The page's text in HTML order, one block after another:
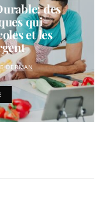
des
qui
et les